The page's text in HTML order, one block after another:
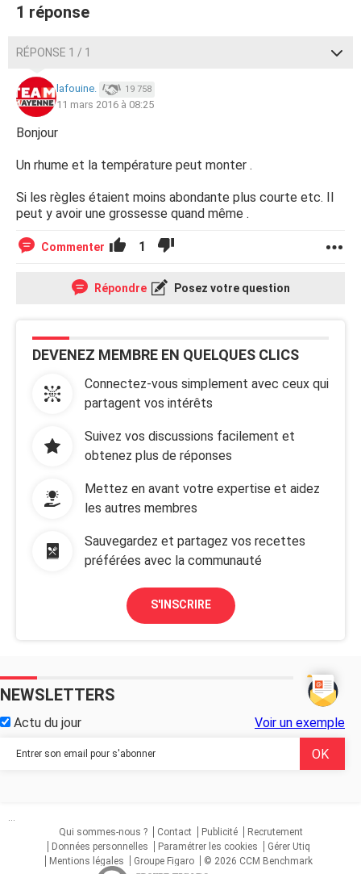
1 réponse
RÉPONSE 1 / 1
lafouine. 19 758
11 mars 2016 à 08:25
Bonjour
Un rhume et la température peut monter .
Si les règles étaient moins abondante plus courte etc. Il
peut y avoir une grossesse quand même .
Commenter 1
Répondre Posez votre question
DEVENEZ MEMBRE EN QUELQUES CLICS
Connectez-vous simplement avec ceux qui
partagent vos intérêts
Suivez vos discussions facilement et
obtenez plus de réponses
Mettez en avant votre expertise et aidez
les autres membres
Sauvegardez et partagez vos recettes
préférées avec la communauté
S'INSCRIRE
NEWSLETTERS
Actu du jour Voir un exemple
...
Qui sommes-nous ?
Contact Publicité
Recrutement
Données personnelles
Paramétrer les cookies
Gérer Utiq
Mentions légales
Groupe Figaro © 2026 CCM Benchmark